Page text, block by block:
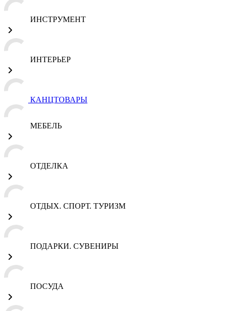
ИНСТРУМЕНТ
ИНТЕРЬЕР
КАНЦТОВАРЫ
МЕБЕЛЬ
ОТДЕЛКА
ОТДЫХ. СПОРТ. ТУРИЗМ
ПОДАРКИ. СУВЕНИРЫ
ПОСУДА